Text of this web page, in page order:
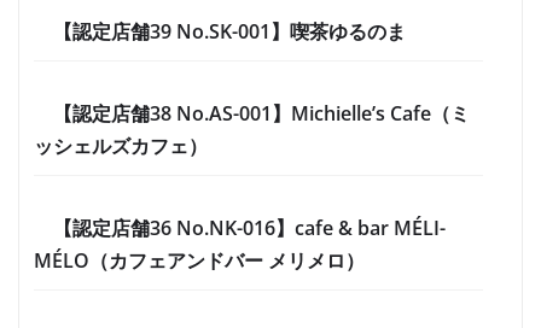
【認定店舗39 No.SK-001】喫茶ゆるのま
【認定店舗38 No.AS-001】Michielle’s Cafe（ミ
ッシェルズカフェ）
【認定店舗36 No.NK-016】cafe & bar MÉLI-
MÉLO（カフェアンドバー メリメロ）